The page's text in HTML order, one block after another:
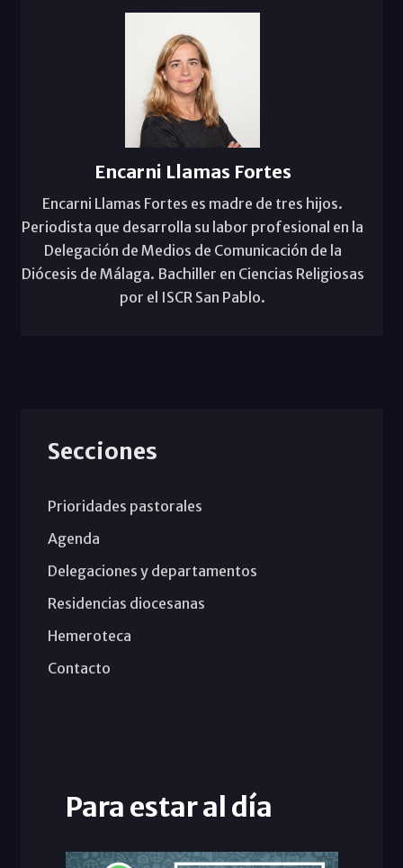
Encarni Llamas Fortes
Encarni Llamas Fortes es madre de tres hijos.
Periodista que desarrolla su labor profesional en la
Delegación de Medios de Comunicación de la
Diócesis de Málaga. Bachiller en Ciencias Religiosas
por el ISCR San Pablo.
Secciones
Prioridades pastorales
Agenda
Delegaciones y departamentos
Residencias diocesanas
Hemeroteca
Contacto
Para estar al día